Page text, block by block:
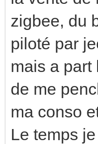
zigbee, du
piloté par
mais a part
de me
ma conso
Le temps